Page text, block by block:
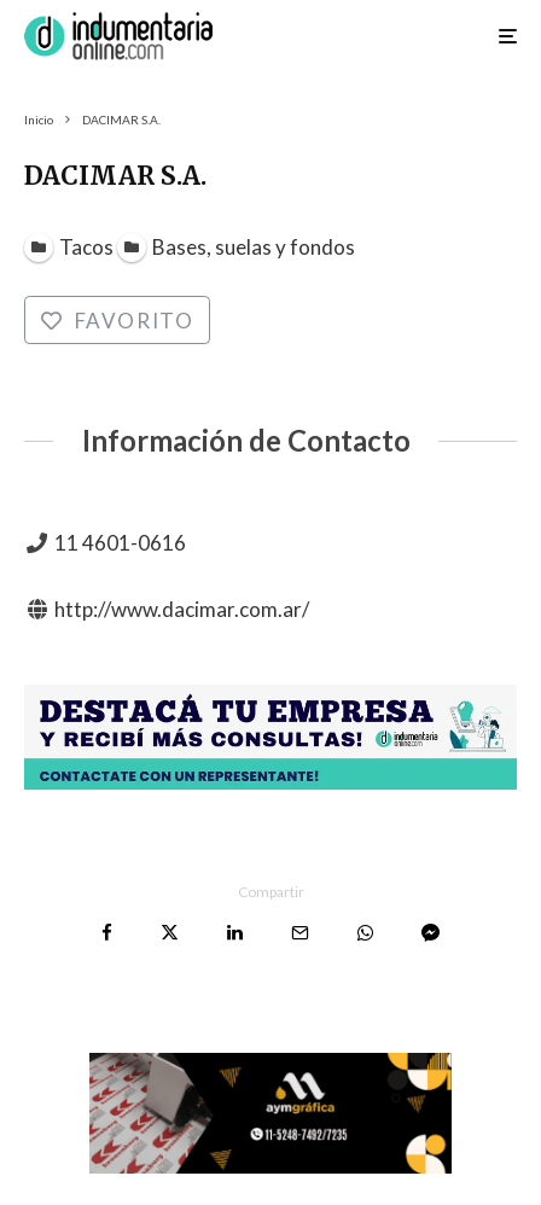
Inicio DACIMAR S.A.
DACIMAR S.A.
Tacos Bases, suelas y fondos
FAVORITO
Información de Contacto
11 4601-0616
http://www.dacimar.com.ar/
Compartir